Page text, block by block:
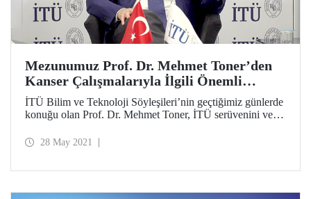
Mezunumuz Prof. Dr. Mehmet Toner’den
Kanser Çalışmalarıyla İlgili Önemli
Açıklamalar
İTÜ Bilim ve Teknoloji Söyleşileri’nin geçtiğimiz günlerde
konuğu olan Prof. Dr. Mehmet Toner, İTÜ serüvenini ve
kanser teşhisi ve tedavilerine yönelik çalışmalarıyla ilgili
28 May 2021